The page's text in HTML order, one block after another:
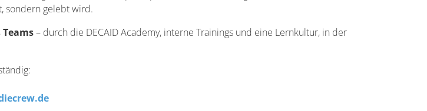
sondern gelebt wird.
– durch die DECAID Academy, interne Trainings und eine Lernkultur, in der